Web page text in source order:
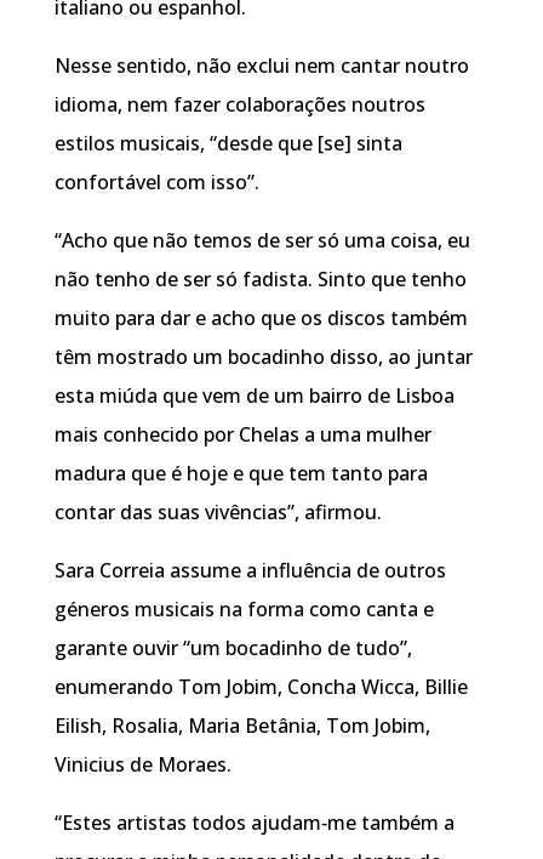
italiano ou espanhol.
Nesse sentido, não exclui nem cantar noutro
idioma, nem fazer colaborações noutros
estilos musicais, “desde que [se] sinta
confortável com isso”.
“Acho que não temos de ser só uma coisa, eu
não tenho de ser só fadista. Sinto que tenho
muito para dar e acho que os discos também
têm mostrado um bocadinho disso, ao juntar
esta miúda que vem de um bairro de Lisboa
mais conhecido por Chelas a uma mulher
madura que é hoje e que tem tanto para
contar das suas vivências”, afirmou.
Sara Correia assume a influência de outros
géneros musicais na forma como canta e
garante ouvir “um bocadinho de tudo”,
enumerando Tom Jobim, Concha Wicca, Billie
Eilish, Rosalia, Maria Betânia, Tom Jobim,
Vinicius de Moraes.
“Estes artistas todos ajudam‑me também a